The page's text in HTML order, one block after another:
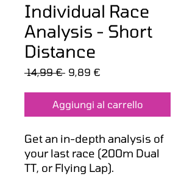
Individual Race
Analysis - Short
Distance
14,99 € Prezzo
9,89 €
Aggiungi al carrello
Get an in-depth analysis of
your last race (200m Dual
TT, or Flying Lap).